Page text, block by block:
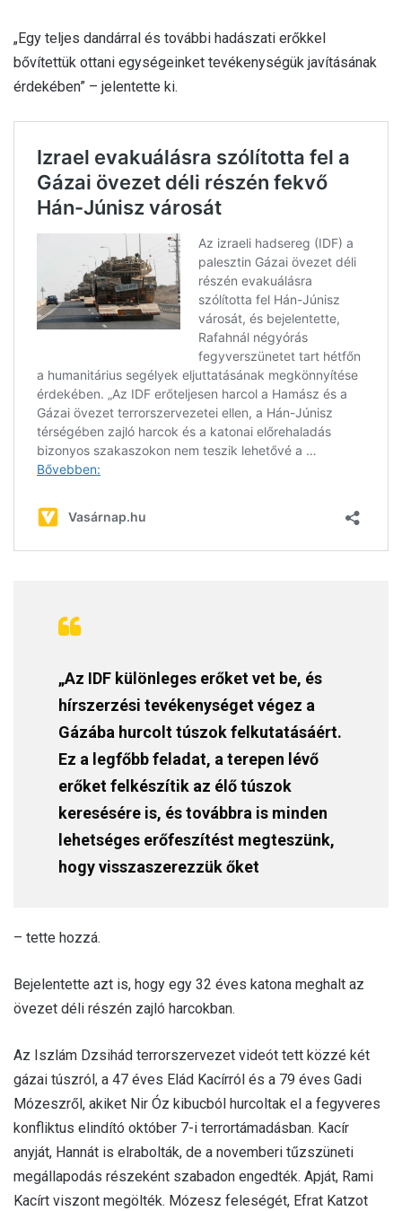
„Egy teljes dandárral és további hadászati erőkkel
bővítettük ottani egységeinket tevékenységük javításának
érdekében” – jelentette ki.
„Az IDF különleges erőket vet be, és
hírszerzési tevékenységet végez a
Gázába hurcolt túszok felkutatásáért.
Ez a legfőbb feladat, a terepen lévő
erőket felkészítik az élő túszok
keresésére is, és továbbra is minden
lehetséges erőfeszítést megteszünk,
hogy visszaszerezzük őket
– tette hozzá.
Bejelentette azt is, hogy egy 32 éves katona meghalt az
övezet déli részén zajló harcokban.
Az Iszlám Dzsihád terrorszervezet videót tett közzé két
gázai túszról, a 47 éves Elád Kacírról és a 79 éves Gadi
Mózeszről, akiket Nir Óz kibucból hurcoltak el a fegyveres
konfliktus elindító október 7-i terrortámadásban. Kacír
anyját, Hannát is elrabolták, de a novemberi tűzszüneti
megállapodás részeként szabadon engedték. Apját, Rami
Kacírt viszont megölték. Mózesz feleségét, Efrat Katzot